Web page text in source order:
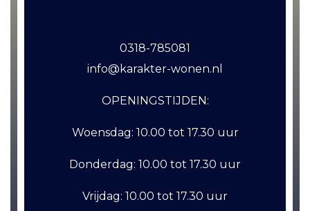
0318-785081
info@karakter-wonen.nl
OPENINGSTIJDEN:
Woensdag: 10.00 tot 17.30 uur
Donderdag: 10.00 tot 17.30 uur
Vrijdag: 10.00 tot 17.30 uur